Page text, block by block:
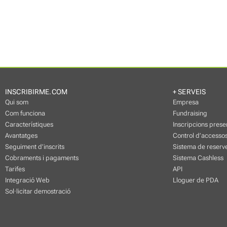
INSCRIBIRME.COM
Qui som
Com funciona
Característiques
Avantatges
Seguiment d’inscrits
Cobraments i pagaments
Tarifes
Integració Web
Sol·licitar demostració
+ SERVEIS
Empresa
Fundraising
Inscripcions
Control
Sistema de
Sistema Cashless
API
Lloguer de PDA